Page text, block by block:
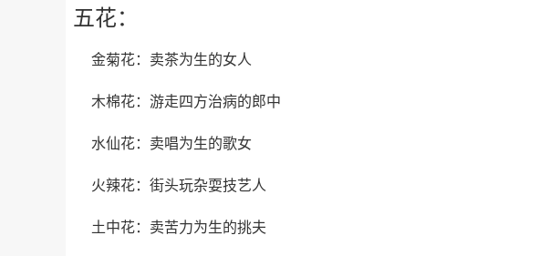
五花：
金菊花：卖茶为生的女人
木棉花：游走四方治病的郎中
水仙花：卖唱为生的歌女
火辣花：街头玩杂耍技艺人
土中花：卖苦力为生的挑夫